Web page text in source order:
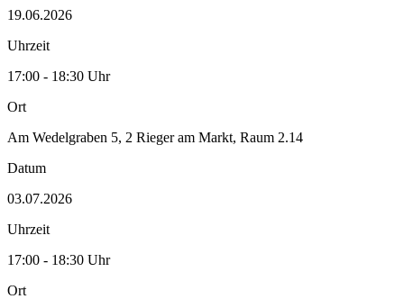
19.06.2026
Uhrzeit
17:00 - 18:30 Uhr
Ort
Am Wedelgraben 5, 2 Rieger am Markt, Raum 2.14
Datum
03.07.2026
Uhrzeit
17:00 - 18:30 Uhr
Ort